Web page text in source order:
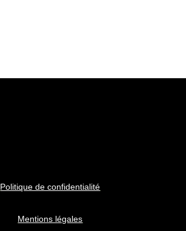
Politique de confidentialité
Mentions légales